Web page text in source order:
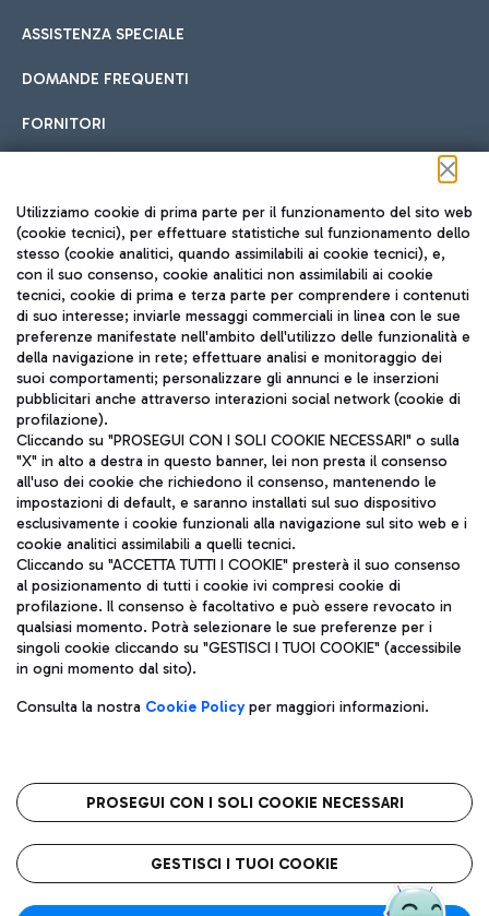
ASSISTENZA SPECIALE
DOMANDE FREQUENTI
FORNITORI
Seguici sui social
TRAVEL JOURNAL
ITA
Aeroporti di Roma S.p.A. - Società soggetta a direzione e
coordinamento di Mundys S.p.A.
Codice fiscale e Registro delle Imprese di Roma 13032990155 P.
IVA 06572251004
Capitale sociale 62.224.743,00 int. vers.
Sede legale: Via Pier Paolo Racchetti 1 - 00054 Fiumicino (RM)
telefono +39 06 65951
Privacy policy
Note legali
Roma FCO
L'aeroporto stellato
Utilizziamo cookie di prima parte per il funzionamento del sito web
(cookie tecnici), per effettuare statistiche sul funzionamento dello
stesso (cookie analitici, quando assimilabili ai cookie tecnici), e,
con il suo consenso, cookie analitici non assimilabili ai cookie
tecnici, cookie di prima e terza parte per comprendere i contenuti
di suo interesse; inviarle messaggi commerciali in linea con le sue
preferenze manifestate nell'ambito dell'utilizzo delle funzionalità e
della navigazione in rete; effettuare analisi e monitoraggio dei
suoi comportamenti; personalizzare gli annunci e le inserzioni
pubblicitari anche attraverso interazioni social network (cookie di
profilazione).
Cliccando su "PROSEGUI CON I SOLI COOKIE NECESSARI" o sulla
"X" in alto a destra in questo banner, lei non presta il consenso
all'uso dei cookie che richiedono il consenso, mantenendo le
impostazioni di default, e saranno installati sul suo dispositivo
esclusivamente i cookie funzionali alla navigazione sul sito web e i
cookie analitici assimilabili a quelli tecnici.
Cliccando su "ACCETTA TUTTI I COOKIE" presterà il suo consenso
al posizionamento di tutti i cookie ivi compresi cookie di
profilazione. Il consenso è facoltativo e può essere revocato in
qualsiasi momento. Potrà selezionare le sue preferenze per i
singoli cookie cliccando su "GESTISCI I TUOI COOKIE" (accessibile
in ogni momento dal sito).
Consulta la nostra Cookie Policyper maggiori informazioni.
PROSEGUI CON I SOLI COOKIE NECESSARI
GESTISCI I TUOI COOKIE